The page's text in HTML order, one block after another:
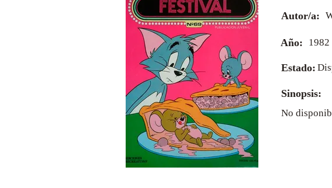
Autor/a:
Año: 1982
Estado:
Sinopsis:
No